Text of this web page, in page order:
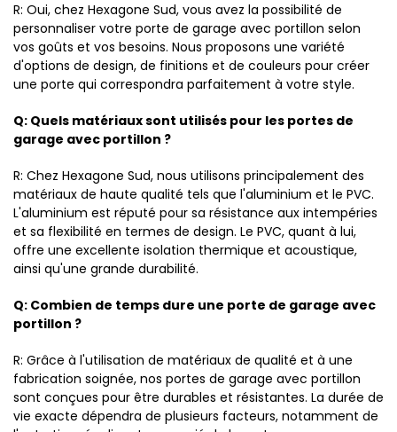
R: Oui, chez Hexagone Sud, vous avez la possibilité de
personnaliser votre porte de garage avec portillon selon
vos goûts et vos besoins. Nous proposons une variété
d'options de design, de finitions et de couleurs pour créer
une porte qui correspondra parfaitement à votre style.
Q: Quels matériaux sont utilisés pour les portes de
garage avec portillon ?
R: Chez Hexagone Sud, nous utilisons principalement des
matériaux de haute qualité tels que l'aluminium et le PVC.
L'aluminium est réputé pour sa résistance aux intempéries
et sa flexibilité en termes de design. Le PVC, quant à lui,
offre une excellente isolation thermique et acoustique,
ainsi qu'une grande durabilité.
Q: Combien de temps dure une porte de garage avec
portillon ?
R: Grâce à l'utilisation de matériaux de qualité et à une
fabrication soignée, nos portes de garage avec portillon
sont conçues pour être durables et résistantes. La durée de
vie exacte dépendra de plusieurs facteurs, notamment de